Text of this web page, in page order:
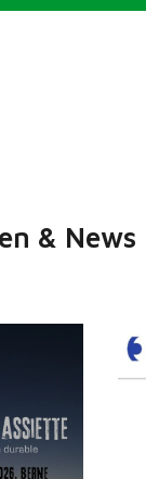
& News